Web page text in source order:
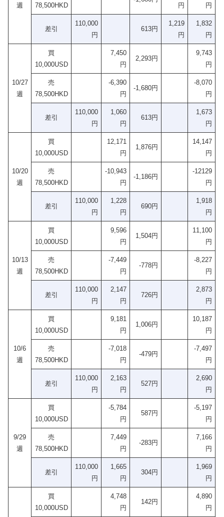
週
78,500HKD
円
円
差引
110,000
円
613円
1,219
円
1,832
円
10/27
週
買
10,000USD
7,450
円
2,293円
9,743
円
売
78,500HKD
-6,390
円
-1,680円
-8,070
円
差引
110,000
円
1,060
円
613円
1,673
円
10/20
週
買
10,000USD
12,171
円
1,876円
14,147
円
売
78,500HKD
-10,943
円
-1,186円
-12129
円
差引
110,000
円
1,228
円
690円
1,918
円
10/13
週
買
10,000USD
9,596
円
1,504円
11,100
円
売
78,500HKD
-7,449
円
-778円
-8,227
円
差引
110,000
円
2,147
円
726円
2,873
円
10/6
週
買
10,000USD
9,181
円
1,006円
10,187
円
売
78,500HKD
-7,018
円
-479円
-7,497
円
差引
110,000
円
2,163
円
527円
2,690
円
9/29
週
買
10,000USD
-5,784
円
587円
-5,197
円
売
78,500HKD
7,449
円
-283円
7,166
円
差引
110,000
円
1,665
円
304円
1,969
円
買
10,000USD
4,748
円
142円
4,890
円